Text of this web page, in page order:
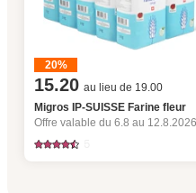
20%
15.20 au lieu de 19.00
Migros IP-SUISSE Farine fleur